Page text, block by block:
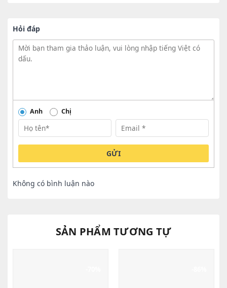
Hỏi đáp
Anh Chị
GỬI
Không có bình luận nào
SẢN PHẨM TƯƠNG TỰ